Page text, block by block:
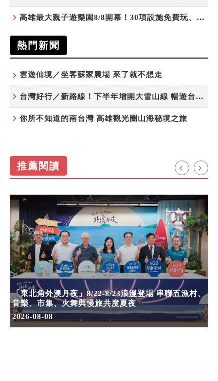
高雄最大親子遊樂園8/8開幕！30項設施免費玩、YOYO家族嗨翻暑假
熱門新聞
雲遊仙境／坐客蘇家農場 來了就不想走
台灣好行／新路線！下半年增開大雪山線 暢遊台中更便利
你所不知道的南台灣 高雄觀光圈山海秘境之旅
推薦閱讀
「東北角外澳月夜」8/22-8/23浪漫登場 串聯五漁村、
音樂、市集、火舞與慢旅共度夏夜
2026-08-08